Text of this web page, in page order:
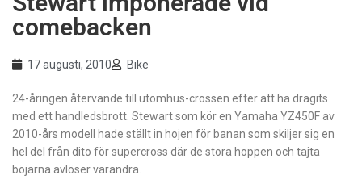
comebacken
17 augusti, 2010 Bike
24-åringen återvände till utomhus-crossen efter att ha dragits
med ett handledsbrott. Stewart som kör en Yamaha YZ450F av
2010-års modell hade ställt in hojen för banan som skiljer sig en
hel del från dito för supercross där de stora hoppen och tajta
böjarna avlöser varandra.